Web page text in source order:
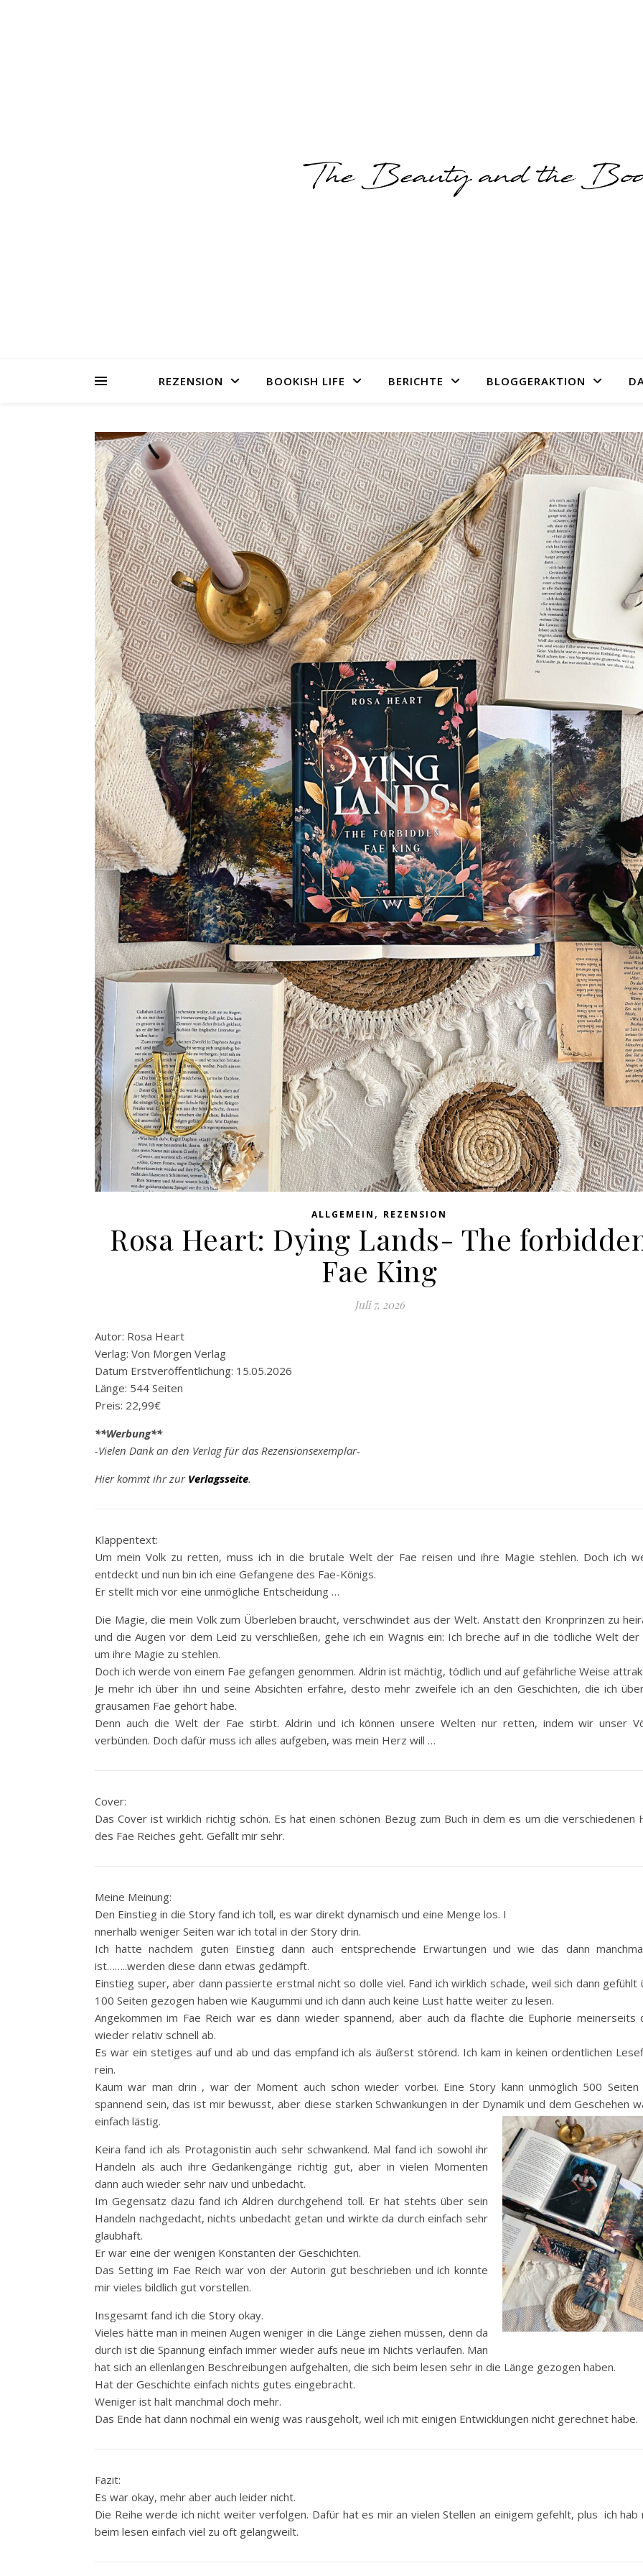
REZENSION BOOKISH LIFE BERICHTE BLOGGERAKTION
ALLGEMEIN , REZENSION
Rosa Heart: Dying Lands- The
Fae King
Juli 7, 2026
Autor: Rosa Heart
Verlag: Von Morgen Verlag
Datum Erstveröffentlichung: 15.05.2026
Länge: 544 Seiten
Preis: 22,99€
**Werbung**
-Vielen Dank an den Verlag für das Rezensionsexemplar-
Hier kommt ihr zur Verlagsseite.
Klappentext:
Um mein Volk zu retten, muss ich in die brutale Welt der Fae reisen und ihre Magie stehlen. Doch ich
entdeckt und nun bin ich eine Gefangene des Fae-Königs.
Er stellt mich vor eine unmögliche Entscheidung …
Die Magie, die mein Volk zum Überleben braucht, verschwindet aus der Welt. Anstatt den Kronprinzen zu
und die Augen vor dem Leid zu verschließen, gehe ich ein Wagnis ein: Ich breche auf in die tödliche Welt der
um ihre Magie zu stehlen.
Doch ich werde von einem Fae gefangen genommen. Aldrin ist mächtig, tödlich und auf gefährliche Weise
Je mehr ich über ihn und seine Absichten erfahre, desto mehr zweifele ich an den Geschichten, die ich
grausamen Fae gehört habe.
Denn auch die Welt der Fae stirbt. Aldrin und ich können unsere Welten nur retten, indem wir unser
verbünden. Doch dafür muss ich alles aufgeben, was mein Herz will …
Cover:
Das Cover ist wirklich richtig schön. Es hat einen schönen Bezug zum Buch in dem es um die verschiedenen
des Fae Reiches geht. Gefällt mir sehr.
Meine Meinung:
Den Einstieg in die Story fand ich toll, es war direkt dynamisch und eine Menge los. I
nnerhalb weniger Seiten war ich total in der Story drin.
Ich hatte nachdem guten Einstieg dann auch entsprechende Erwartungen und wie das dann
ist……..werden diese dann etwas gedämpft.
Einstieg super, aber dann passierte erstmal nicht so dolle viel. Fand ich wirklich schade, weil sich dann gefühlt
100 Seiten gezogen haben wie Kaugummi und ich dann auch keine Lust hatte weiter zu lesen.
Angekommen im Fae Reich war es dann wieder spannend, aber auch da flachte die Euphorie meinerseits
wieder relativ schnell ab.
Es war ein stetiges auf und ab und das empfand ich als äußerst störend. Ich kam in keinen ordentlichen
rein.
Kaum war man drin , war der Moment auch schon wieder vorbei. Eine Story kann unmöglich 500 Seiten
spannend sein, das ist mir bewusst, aber diese starken Schwankungen in der Dynamik und dem Geschehen
einfach lästig.
Keira fand ich als Protagonistin auch sehr schwankend. Mal fand ich sowohl ihr
Handeln als auch ihre Gedankengänge richtig gut, aber in vielen Momenten
dann auch wieder sehr naiv und unbedacht.
Im Gegensatz dazu fand ich Aldren durchgehend toll. Er hat stehts über sein
Handeln nachgedacht, nichts unbedacht getan und wirkte da durch einfach sehr
glaubhaft.
Er war eine der wenigen Konstanten der Geschichten.
Das Setting im Fae Reich war von der Autorin gut beschrieben und ich konnte
mir vieles bildlich gut vorstellen.
Insgesamt fand ich die Story okay.
Vieles hätte man in meinen Augen weniger in die Länge ziehen müssen, denn da
durch ist die Spannung einfach immer wieder aufs neue im Nichts verlaufen. Man
hat sich an ellenlangen Beschreibungen aufgehalten, die sich beim lesen sehr in die Länge gezogen haben.
Hat der Geschichte einfach nichts gutes eingebracht.
Weniger ist halt manchmal doch mehr.
Das Ende hat dann nochmal ein wenig was rausgeholt, weil ich mit einigen Entwicklungen nicht gerechnet habe.
Fazit:
Es war okay, mehr aber auch leider nicht.
Die Reihe werde ich nicht weiter verfolgen. Dafür hat es mir an vielen Stellen an einigem gefehlt, plus ich hab
beim lesen einfach viel zu oft gelangweilt.